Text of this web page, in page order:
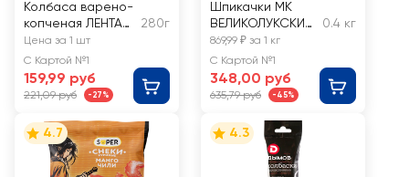
Колбаса варено-
копченая ЛЕНТА
Сервелат c
коньяком
280г
Цена за 1 шт
С Картой №1
159,99 руб
221,09 руб -27%
Шпикачки МК
ВЕЛИКОЛУКСКИЙ
Телячьи,
категория А,
весовые
0.4 кг
869,99 ₽ за 1 кг
С Картой №1
348,00 руб
635,79 руб -45%
4.7 4.3